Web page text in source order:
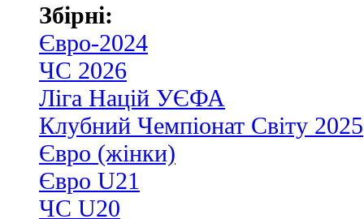
Збірні:
Євро-2024
ЧС 2026
Ліга Націй УЄФА
Клубний Чемпіонат Світу 2025
Євро (жінки)
Євро U21
ЧС U20